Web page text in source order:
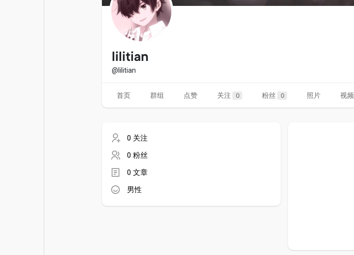
游戏
资金来源
lilitian
@lilitian
首页 群组 点赞 关注 0 粉丝 0 照片 视频
0 关注
0 粉丝
0 文章
男性